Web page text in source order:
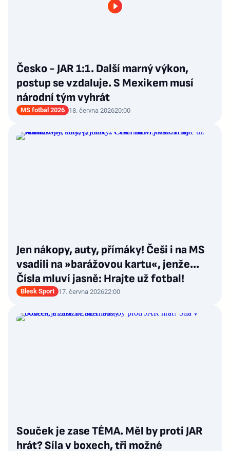
Česko - JAR 1:1. Další marný výkon,
postup se vzdaluje. S Mexikem musí
národní tým vyhrát
MS fotbal 2026 18. června 202620:00
Jen nákopy, auty, přímáky! Češi i na MS
vsadili na »barážovou kartu«, jenže...
Čísla mluví jasně: Hrajte už fotbal!
Blesk Sport 17. června 202622:00
Souček je zase TÉMA. Měl by proti JAR
hrát? Síla v boxech, tři možné